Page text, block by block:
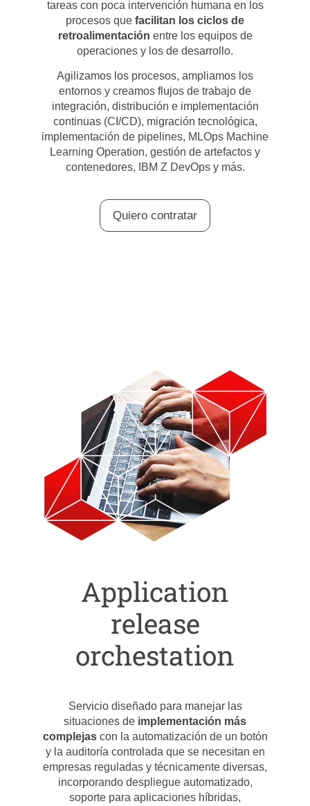
tareas con poca intervención humana en los
procesos que facilitan los ciclos de
retroalimentación entre los equipos de
operaciones y los de desarrollo.
Agilizamos los procesos, ampliamos los
entornos y creamos flujos de trabajo de
integración, distribución e implementación
continuas (CI/CD), migración tecnológica,
implementación de pipelines, MLOps Machine
Learning Operation, gestión de artefactos y
contenedores, IBM Z DevOps y más.
Quiero contratar
Application
release
orchestation
Servicio diseñado para manejar las
situaciones de implementación más
complejascon la automatización de un botón
y la auditoría controlada que se necesitan en
empresas reguladas y técnicamente diversas,
incorporando despliegue automatizado,
soporte para aplicaciones híbridas,